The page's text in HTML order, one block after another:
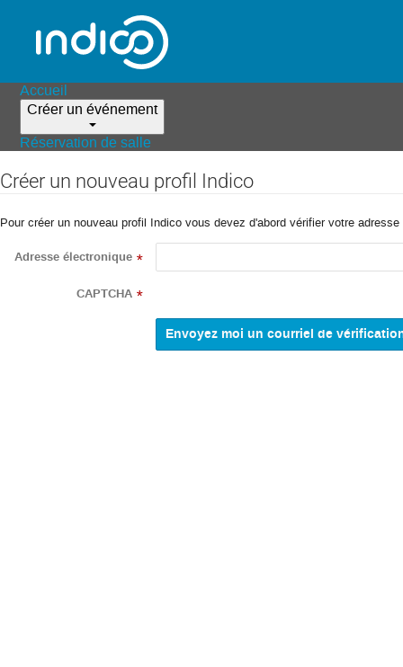
Accueil
Créer un événement
Réservation de salle
Créer un nouveau profil Indico
Pour créer un nouveau profil Indico vous devez d'abord vérifier votre
Adresse électronique *
CAPTCHA *